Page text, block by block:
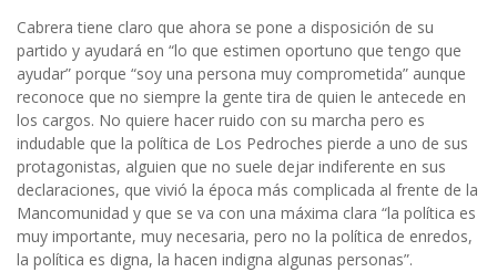
Cabrera tiene claro que ahora se pone a disposición de su
partido y ayudará en “lo que estimen oportuno que tengo que
ayudar” porque “soy una persona muy comprometida” aunque
reconoce que no siempre la gente tira de quien le antecede en
los cargos. No quiere hacer ruido con su marcha pero es
indudable que la política de Los Pedroches pierde a uno de sus
protagonistas, alguien que no suele dejar indiferente en sus
declaraciones, que vivió la época más complicada al frente de la
Mancomunidad y que se va con una máxima clara “la política es
muy importante, muy necesaria, pero no la política de enredos,
la política es digna, la hacen indigna algunas personas”.